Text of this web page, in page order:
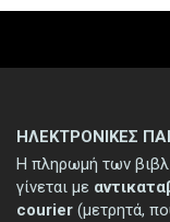
ΗΛΕΚΤΡΟΝΙΚΕΣ
Η πληρωμή των
γίνεται με
courier (μετρητά,